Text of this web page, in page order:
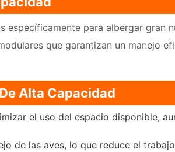
para albergar gran
que garantizan un manejo
Alta Capacidad
el uso del espacio disponible,
de las aves, lo que reduce el